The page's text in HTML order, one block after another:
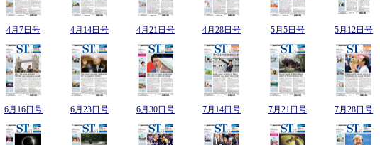
4月7日号 4月14日号 4月21日号 4月28日号 5月5日号 5月12日号
6月16日号 6月23日号 6月30日号 7月14日号 7月21日号 7月28日号